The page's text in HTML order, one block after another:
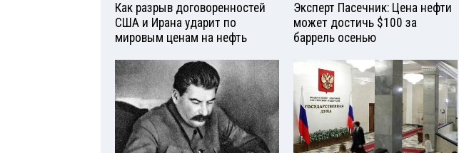
Как разрыв договоренностей
США и Ирана ударит по
мировым ценам на нефть
Эксперт Пасечник: Цена нефти
может достичь $100 за
баррель осенью